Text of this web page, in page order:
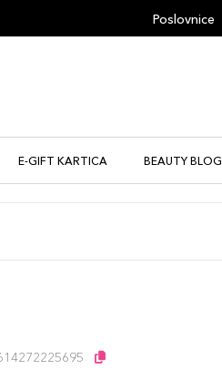
Poslovnice
E-GIFT KARTICA BEAUTY BLOG